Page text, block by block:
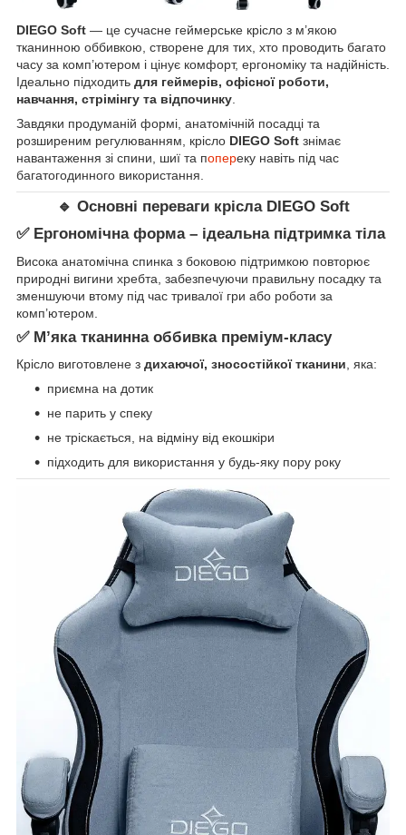
DIEGO Soft — це сучасне геймерське крісло з м’якою
тканинною оббивкою, створене для тих, хто проводить багато
часу за комп’ютером і цінує комфорт, ергономіку та надійність.
Ідеально підходить для геймерів, офісної роботи,
навчання, стрімінгу та відпочинку
Завдяки продуманій формі, анатомічній посадці та
розширеним регулюванням, крісло DIEGO Soft знімає
навантаження зі спини, шиї та попереку навіть під час
багатогодинного використання.
🔹 Основні переваги крісла DIEGO Soft
✅ Ергономічна форма – ідеальна підтримка тіла
Висока анатомічна спинка з боковою підтримкою повторює
природні вигини хребта, забезпечуючи правильну посадку та
зменшуючи втому під час тривалої гри або роботи за
комп’ютером.
✅ М’яка тканинна оббивка преміум-класу
Крісло виготовлене з дихаючої, зносостійкої тканини, яка:
приємна на дотик
не парить у спеку
не тріскається, на відміну від екошкіри
підходить для використання у будь-яку пору року